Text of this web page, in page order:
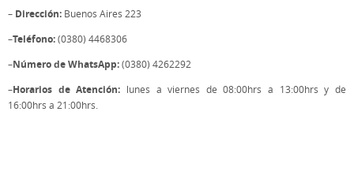
– Dirección: Buenos Aires 223
–Teléfono: (0380) 4468306
–Número de WhatsApp: (0380) 4262292
–Horarios de Atención: lunes a viernes de 08:00hrs a 13:00hrs y de
16:00hrs a 21:00hrs.